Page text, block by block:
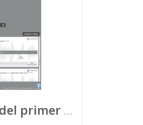
Alistan presentación del primer Corpus Lingüístico Maya que existe en el país